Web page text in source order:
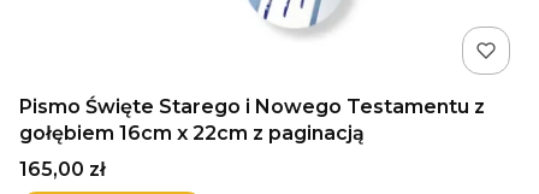
Pismo Święte Starego i Nowego Testamentu z
gołębiem 16cm x 22cm z paginacją
Cena
165,00 zł